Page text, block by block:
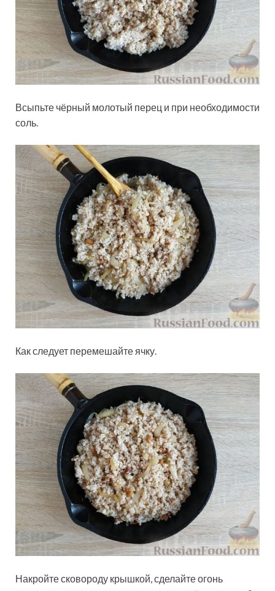
Всыпьте чёрный молотый перец и при необходимости
соль.
Как следует перемешайте ячку.
Накройте сковороду крышкой, сделайте огонь